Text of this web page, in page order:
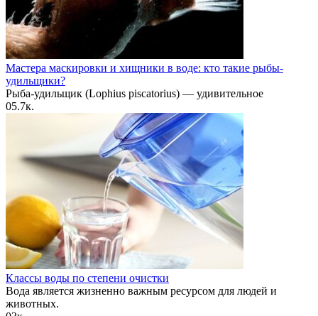
Мастера маскировки и хищники в воде: кто такие рыбы-
удильщики?
Рыба-удильщик (Lophius piscatorius) — удивительное
05.7к.
Классы воды по степени очистки
Вода является жизненно важным ресурсом для людей и
животных.